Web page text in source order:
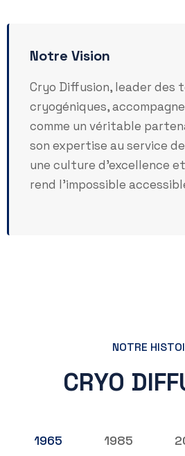
Notre Vision
Cryo Diffusion, leader des
cryogéniques,
comme un véritable
son expertise au service
une culture d’excellence
rend l’impossible
NOTRE
CRYO
1965 1985